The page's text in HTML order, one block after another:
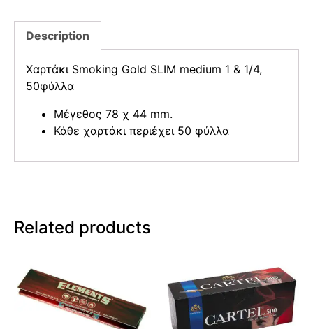
Description
Χαρτάκι Smoking Gold SLIM medium 1 & 1/4,
50φύλλα
Μέγεθος 78 χ 44 mm.
Κάθε χαρτάκι περιέχει 50 φύλλα
Related products